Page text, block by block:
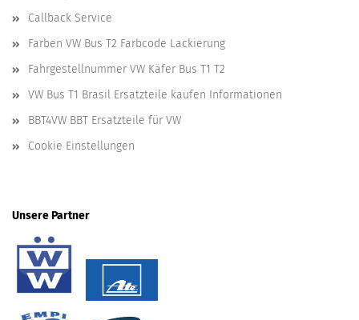
Callback Service
Farben VW Bus T2 Farbcode Lackierung
Fahrgestellnummer VW Käfer Bus T1 T2
VW Bus T1 Brasil Ersatzteile kaufen Informationen
BBT4VW BBT Ersatzteile für VW
Cookie Einstellungen
Unsere Partner